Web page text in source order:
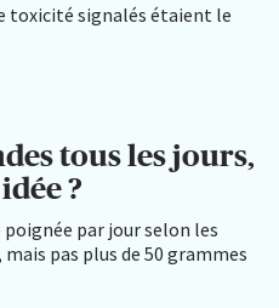
toxicité signalés étaient le
tous les jours,
?
par jour selon les
pas plus de 50 grammes